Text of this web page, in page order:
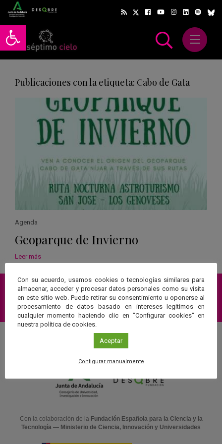
Abrir barra de herramientas
Abrir
Publicaciones con la etiqueta: Cabo de Gata
Agenda
Geoparque de Invierno
Leer más
Suscríbete a nuestra Newsletter
Con la colaboración de la Fundación Española para la Ciencia y la
Tecnología — Ministerio de Ciencia, Innovación y Universidades
Con su acuerdo, usamos cookies o tecnologías similares para
almacenar, acceder y procesar datos personales como su visita
en este sitio web. Puede retirar su consentimiento u oponerse al
procesamiento de datos basado en intereses legítimos en
cualquier momento haciendo clic en "Configurar cookies" en
nuestra política de cookies.
Aceptar
Configurar manualmente